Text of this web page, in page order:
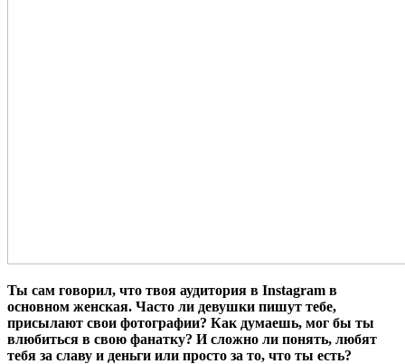
Ты сам говорил, что твоя аудитория в Instagram в
основном женская. Часто ли девушки пишут тебе,
присылают свои фотографии? Как думаешь, мог бы ты
влюбиться в свою фанатку? И сложно ли понять, любят
тебя за славу и деньги или просто за то, что ты есть?